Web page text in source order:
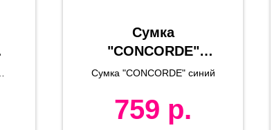
Сумка
"CONCORDE"
синий, 100%
Сумка "CONCORDE" синий
759 р.